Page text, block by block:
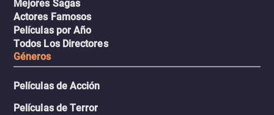
Mejores Sagas
Actores Famosos
Películas por Año
Todos Los Directores
Géneros
Películas de Acción
Películas de Terror